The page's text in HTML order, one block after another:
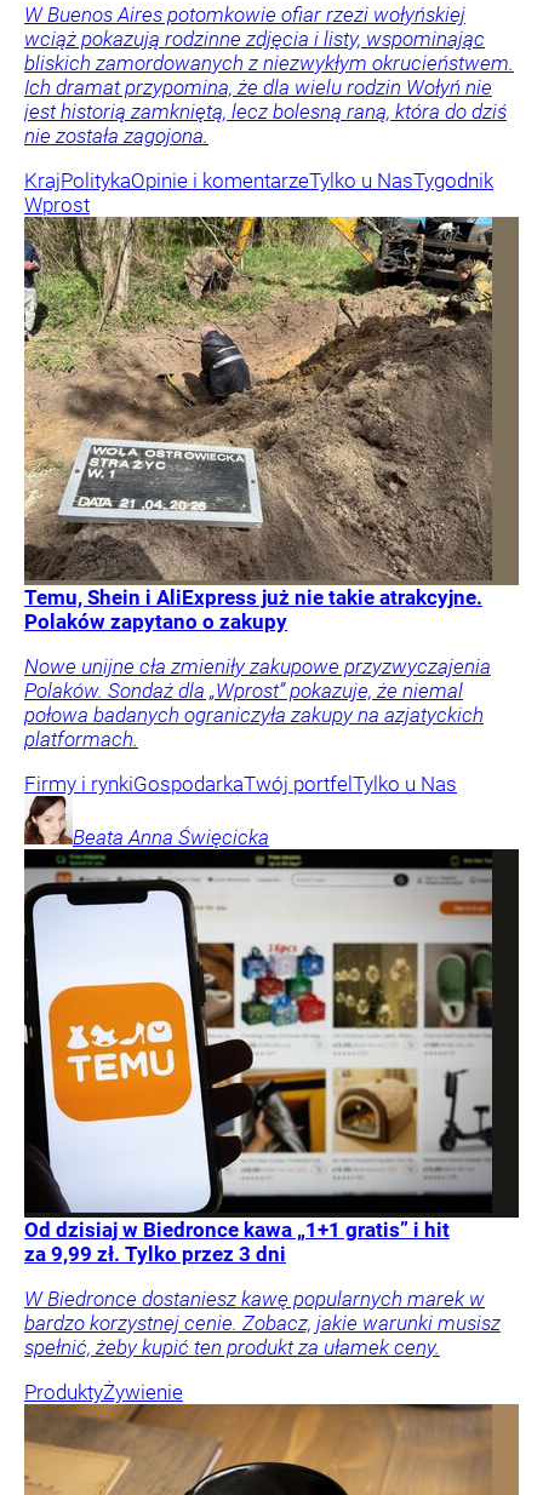
W Buenos Aires potomkowie ofiar rzezi wołyńskiej
wciąż pokazują rodzinne zdjęcia i listy, wspominając
bliskich zamordowanych z niezwykłym okrucieństwem.
Ich dramat przypomina, że dla wielu rodzin Wołyń nie
jest historią zamkniętą, lecz bolesną raną, która do dziś
nie została zagojona.
KrajPolitykaOpinie i komentarzeTylko u NasTygodnik
Wprost
Temu, Shein i AliExpress już nie takie atrakcyjne.
Polaków zapytano o zakupy
Nowe unijne cła zmieniły zakupowe przyzwyczajenia
Polaków. Sondaż dla „Wprost” pokazuje, że niemal
połowa badanych ograniczyła zakupy na azjatyckich
platformach.
Firmy i rynkiGospodarkaTwój portfelTylko u Nas
Beata Anna Święcicka
Od dzisiaj w Biedronce kawa „1+1 gratis” i hit
za 9,99 zł. Tylko przez 3 dni
W Biedronce dostaniesz kawę popularnych marek w
bardzo korzystnej cenie. Zobacz, jakie warunki musisz
spełnić, żeby kupić ten produkt za ułamek ceny.
ProduktyŻywienie